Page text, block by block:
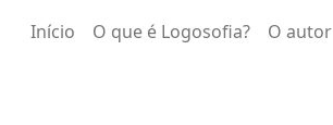
Início O que é Logosofia? O